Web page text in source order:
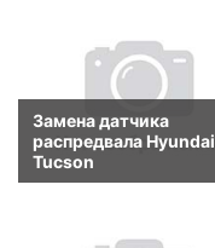
Замена датчика
распредвала Hyundai
Tucson